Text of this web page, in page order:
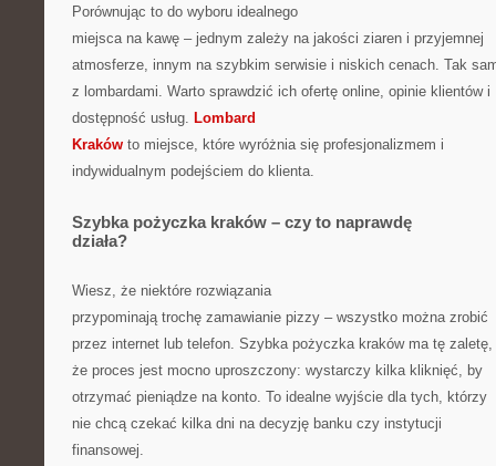
Porównując to do wyboru idealnego
miejsca na kawę – jednym zależy na jakości ziaren i przyjemnej
atmosferze, innym na szybkim serwisie i niskich cenach. Tak
z lombardami. Warto sprawdzić ich ofertę online, opinie klientów i
dostępność usług. Lombard
Kraków to miejsce, które wyróżnia się profesjonalizmem i
indywidualnym podejściem do klienta.
Szybka pożyczka kraków – czy to naprawdę
działa?
Wiesz, że niektóre rozwiązania
przypominają trochę zamawianie pizzy – wszystko można zrobić
przez internet lub telefon. Szybka pożyczka kraków ma tę zaletę,
że proces jest mocno uproszczony: wystarczy kilka kliknięć, by
otrzymać pieniądze na konto. To idealne wyjście dla tych, którzy
nie chcą czekać kilka dni na decyzję banku czy instytucji
finansowej.